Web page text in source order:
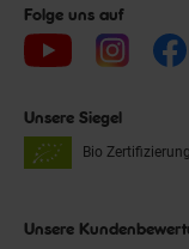
Folge uns auf
Unsere Siegel
Bio Zertifizierung
Unsere